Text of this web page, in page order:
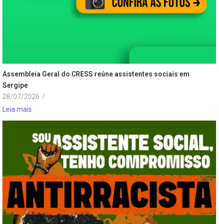
Assembleia Geral do CRESS reúne assistentes sociais em
Sergipe
28/07/2026 /
Leia mais